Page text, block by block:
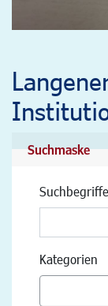
Suchmaske
Suchbegriffe
Kategorien